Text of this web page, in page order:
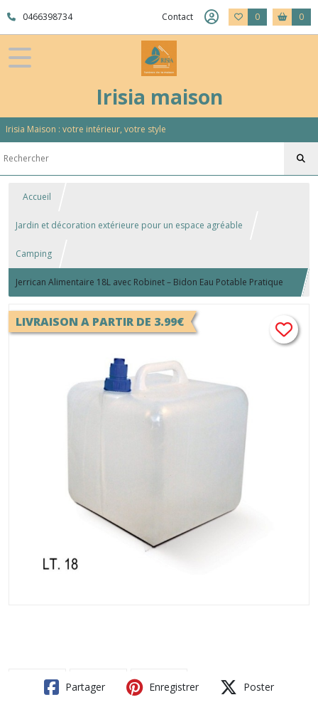
0466398734 Contact 0 0
Irisia maison
Irisia Maison : votre intérieur, votre style
Accueil
Jardin et décoration extérieure pour un espace agréable
Camping
Jerrican Alimentaire 18L avec Robinet – Bidon Eau Potable Pratique
Camping & Maison
LIVRAISON A PARTIR DE 3.99€
Partager Enregistrer Poster